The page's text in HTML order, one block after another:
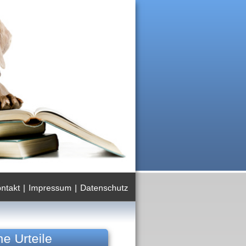
Datenschutz
|
Impressum
|
Urteile